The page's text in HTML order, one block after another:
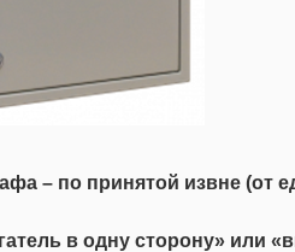
– по принятой извне (от
в одну сторону» или